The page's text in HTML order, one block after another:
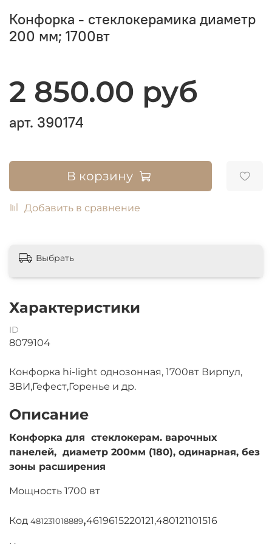
Конфорка - стеклокерамика диаметр
200 мм; 1700вт
2 850.00 руб
арт. 390174
В корзину
Добавить в сравнение
Характеристики
ID
8079104
Конфорка hi-light однозонная, 1700вт Вирпул,
ЗВИ,Гефест,Горенье и др.
Описание
Конфорка для стеклокерам. варочных
панелей, диаметр 200мм (180), одинарная, без
зоны расширения
Мощность 1700 вт
Код 481231018889,4619615220121,480121101516
Выбрать